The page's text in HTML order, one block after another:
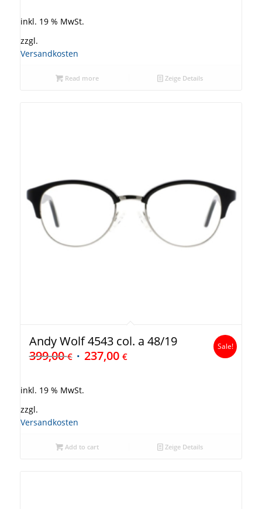
inkl. 19 % MwSt.
zzgl.
Versandkosten
Read more Zeige Details
Andy Wolf 4543 col. a 48/19
399,00€ 237,00 €
Sale!
inkl. 19 % MwSt.
zzgl.
Versandkosten
Add to cart Zeige Details